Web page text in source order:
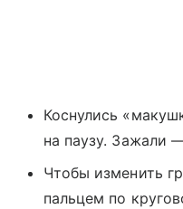
Коснулись
на паузу. Зажали
Чтобы изменить
пальцем по